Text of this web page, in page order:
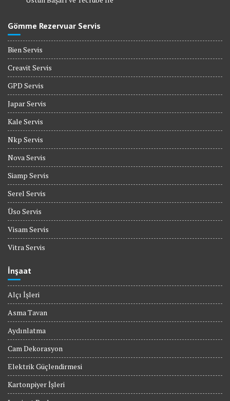
Gömme Rezervuar Servis
Bien Servis
Creavit Servis
GPD Servis
Japar Servis
Kale Servis
Nkp Servis
Nova Servis
Siamp Servis
Serel Servis
Üso Servis
Visam Servis
Vitra Servis
İnşaat
Alçı İşleri
Asma Tavan
Aydınlatma
Cam Dekorasyon
Elektrik Güçlendirmesi
Kartonpiyer İşleri